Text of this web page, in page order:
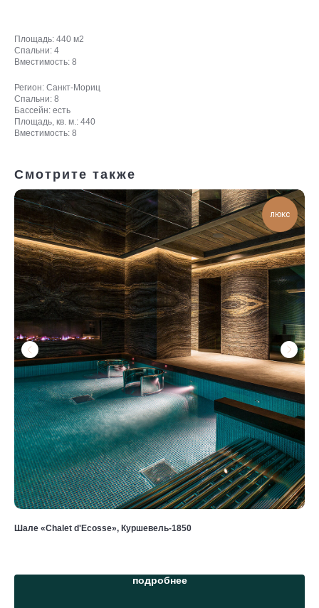
Площадь: 440 м2
Спальни: 4
Вместимость: 8
Регион: Санкт-Мориц
Спальни: 8
Бассейн: есть
Площадь, кв. м.: 440
Вместимость: 8
Смотрите также
люкс
Шале «Chalet d'Ecosse», Куршевель-1850
подробнее